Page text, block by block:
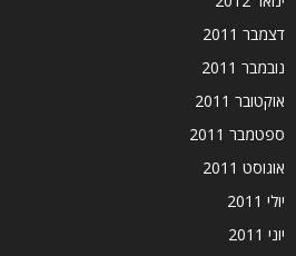
דצמבר 2011
נובמבר 2011
אוקטובר 2011
ספטמבר 2011
אוגוסט 2011
יולי 2011
יוני 2011